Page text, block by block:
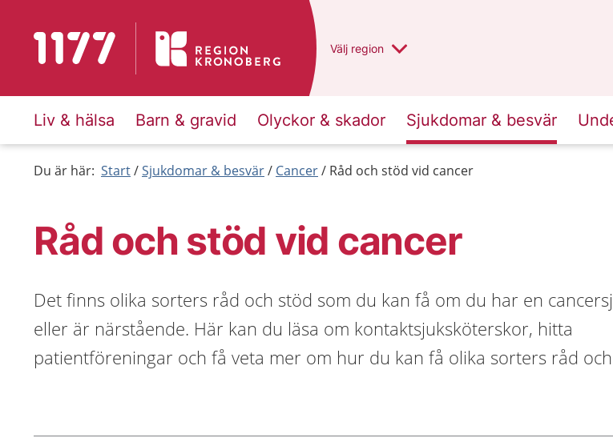
Till startsidan för 1177 Du har valt region
Välj en annan
region
Liv & hälsa Barn & gravid Olyckor & skador Sjukdomar & besvär
Du är här: Start Sjukdomar & besvär Cancer Råd och stöd vid cancer
Råd och stöd vid cancer
Det finns olika sorters råd och stöd som du kan få om du har en
eller är närstående. Här kan du läsa om kontaktsjuksköterskor, hitta
patientföreningar och få veta mer om hur du kan få olika sorters råd